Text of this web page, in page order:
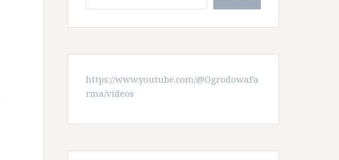
https://www.youtube.com/@OgrodowaFa
rma/videos